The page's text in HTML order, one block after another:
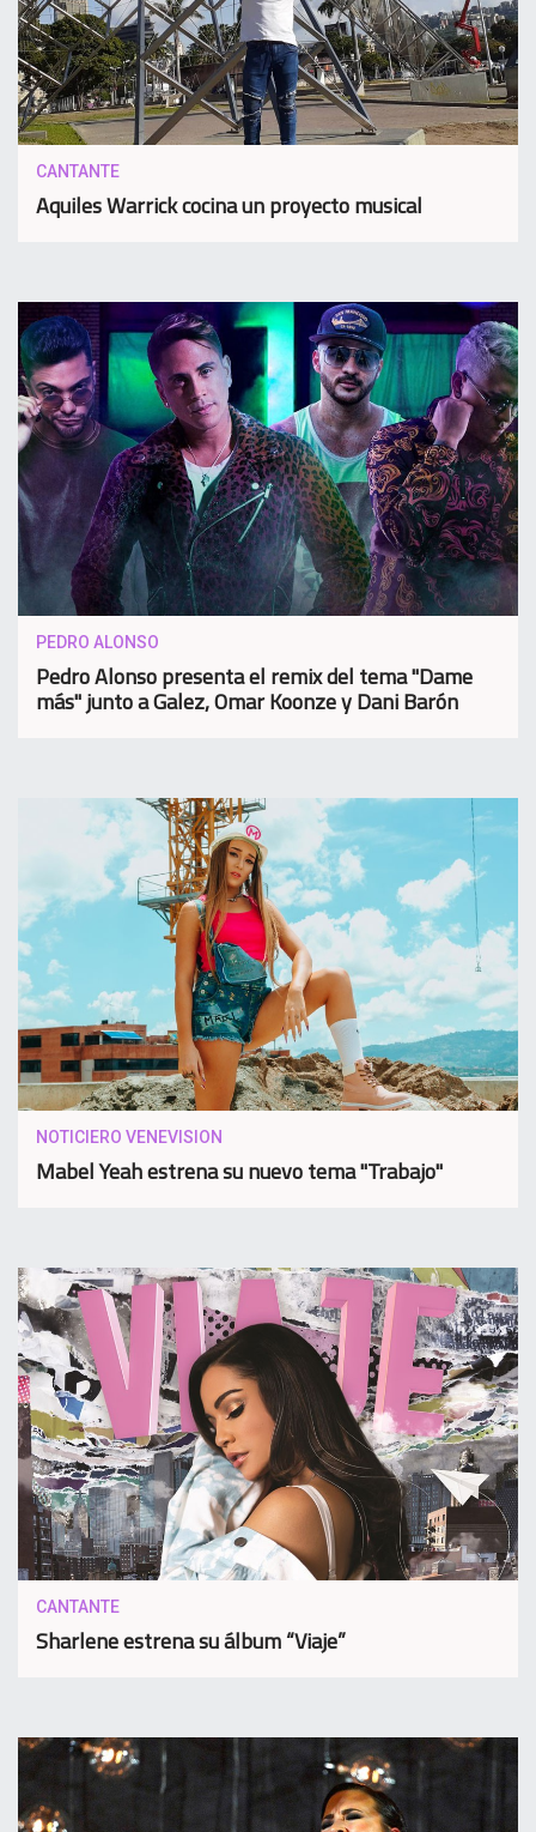
CANTANTE
Aquiles Warrick cocina un proyecto musical
PEDRO ALONSO
Pedro Alonso presenta el remix del tema "Dame
más" junto a Galez, Omar Koonze y Dani Barón
NOTICIERO VENEVISION
Mabel Yeah estrena su nuevo tema "Trabajo"
CANTANTE
Sharlene estrena su álbum “Viaje”